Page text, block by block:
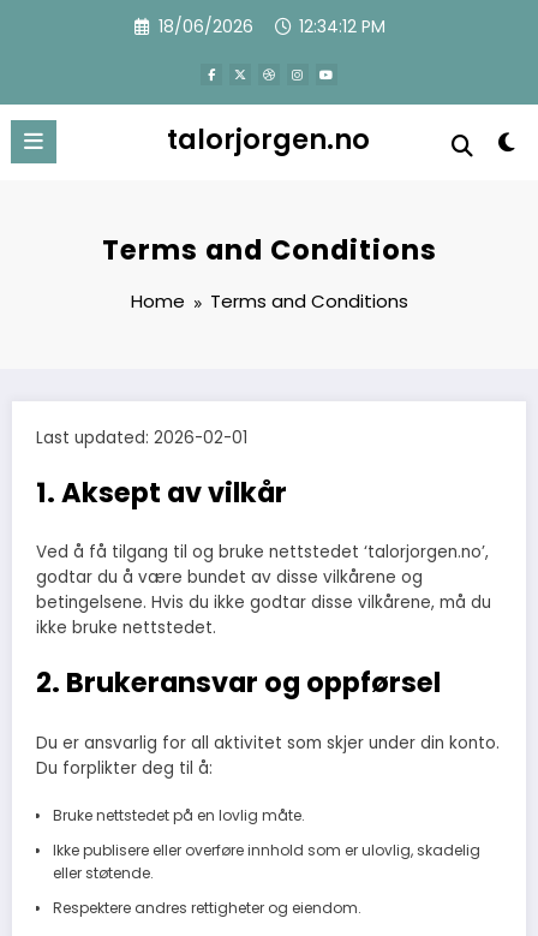
18/06/2026 12:34:12 PM
talorjorgen.no
Terms and Conditions
Home Terms and Conditions
Last updated: 2026-02-01
1. Aksept av vilkår
Ved å få tilgang til og bruke nettstedet ‘talorjorgen.no’,
godtar du å være bundet av disse vilkårene og
betingelsene. Hvis du ikke godtar disse vilkårene, må du
ikke bruke nettstedet.
2. Brukeransvar og oppførsel
Du er ansvarlig for all aktivitet som skjer under din konto.
Du forplikter deg til å:
Bruke nettstedet på en lovlig måte.
Ikke publisere eller overføre innhold som er ulovlig, skadelig
eller støtende.
Respektere andres rettigheter og eiendom.